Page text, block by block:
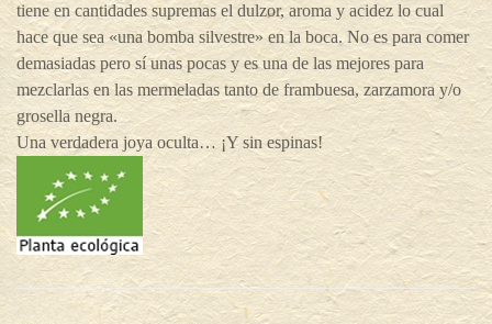
tiene en cantidades supremas el dulzor, aroma y acidez lo cual
hace que sea «una bomba silvestre» en la boca. No es para comer
demasiadas pero sí unas pocas y es una de las mejores para
mezclarlas en las mermeladas tanto de frambuesa, zarzamora y/o
grosella negra.
Una verdadera joya oculta… ¡Y sin espinas!